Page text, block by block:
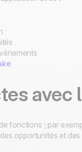
avec
fonctions ; par
opportunités et